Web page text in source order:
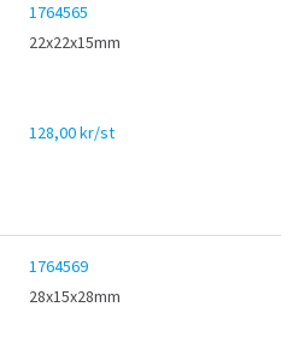
1764565
22x22x15mm
128,00 kr/st
1764569
28x15x28mm